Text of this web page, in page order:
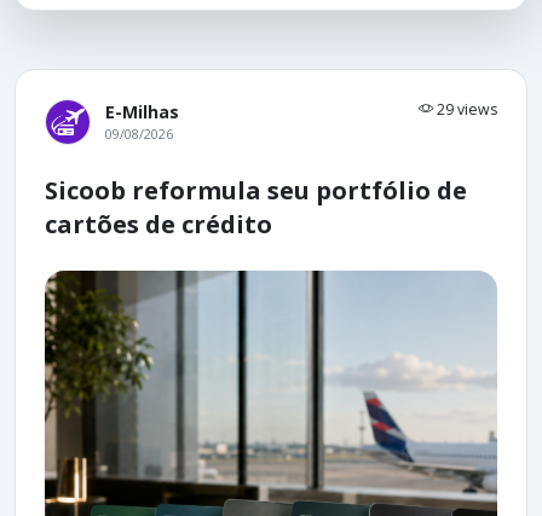
E-Milhas 29 views
09/08/2026
Sicoob reformula seu portfólio de
cartões de crédito